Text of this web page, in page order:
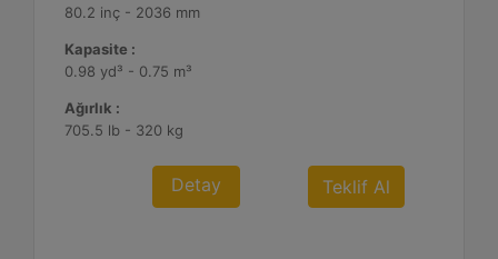
80.2 inç - 2036 mm
Kapasite :
0.98 yd³ - 0.75 m³
Ağırlık :
705.5 lb - 320 kg
Detay Teklif Al